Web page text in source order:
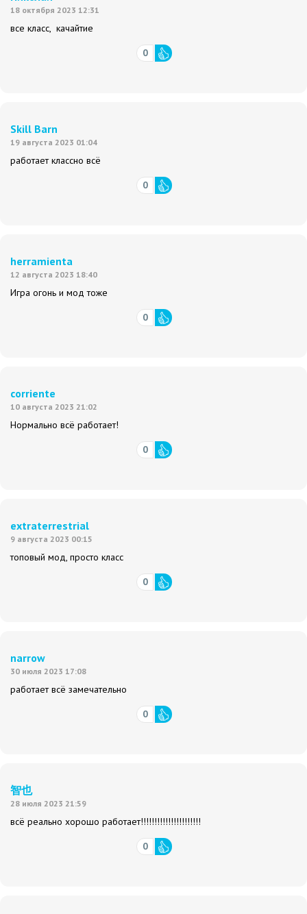
18 октября 2023 12:31
все класс, качайтие
0
Skill Barn
19 августа 2023 01:04
работает классно всё
0
herramienta
12 августа 2023 18:40
Игра огонь и мод тоже
0
corriente
10 августа 2023 21:02
Нормально всё работает!
0
extraterrestrial
9 августа 2023 00:15
топовый мод, просто класс
0
narrow
30 июля 2023 17:08
работает всё замечательно
0
智也
28 июля 2023 21:59
всё реально хорошо работает!!!!!!!!!!!!!!!!!!!!!!
0